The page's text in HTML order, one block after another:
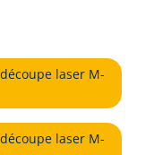
laser M-
laser M-